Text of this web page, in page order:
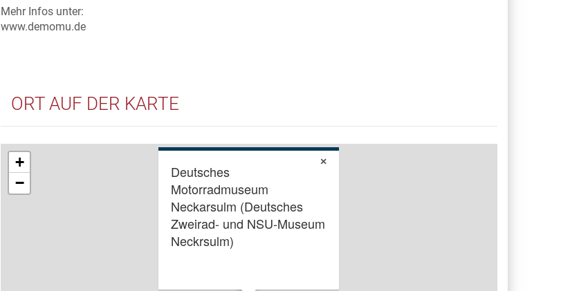
Mehr Infos unter:
www.demomu.de
ORT AUF DER KARTE
Deutsches
Motorradmuseum
Neckarsulm (Deutsches
Zweirad- und NSU-Museum
Neckrsulm)
×
+
−